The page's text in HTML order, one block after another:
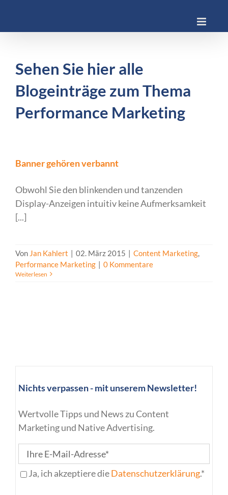
content
Sehen Sie hier alle
Blogeinträge zum Thema
Performance Marketing
Banner gehören verbannt
Obwohl Sie den blinkenden und tanzenden
Display-Anzeigen intuitiv keine Aufmerksamkeit
[...]
Von Jan Kahlert | 02. März 2015 | Content Marketing,
Performance Marketing | 0 Kommentare
Weiterlesen
Nichts verpassen - mit unserem Newsletter!
Wertvolle Tipps und News zu Content
Marketing und Native Advertising.
Ja, ich akzeptiere dieDatenschutzerklärung.*